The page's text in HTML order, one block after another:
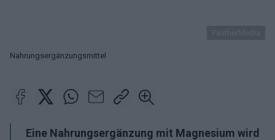
Nahrungsergänzungsmittel
Eine Nahrungsergänzung mit Magnesium wird